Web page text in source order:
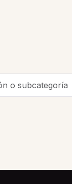
o subcategoría